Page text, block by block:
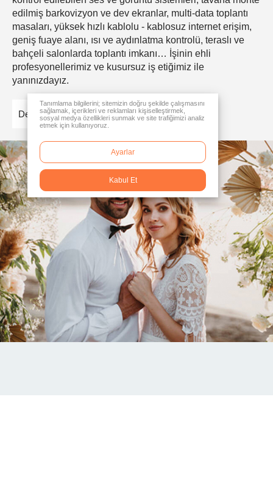
edilmiş barkovizyon ve dev ekranlar, multi-data toplantı
masaları, yüksek hızlı kablolu - kablosuz internet erişim,
geniş fuaye alanı, ısı ve aydınlatma kontrolü, teraslı ve
bahçeli salonlarda toplantı imkanı… İşinin ehli
profesyonellerimiz ve kusursuz iş etiğimiz ile
yanınızdayız.
Detaylar
Tanımlama bilgilerini; sitemizin doğru şekilde çalışmasını
sağlamak, içerikleri ve reklamları kişiselleştirmek,
sosyal medya özellikleri sunmak ve site trafiğimizi analiz
etmek için kullanıyoruz.
Ayarlar
Kabul Et